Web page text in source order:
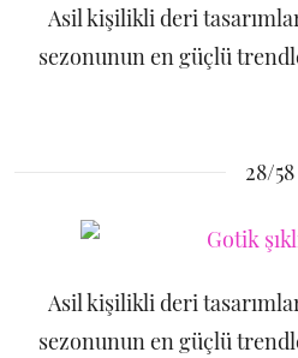
Asil kişilikli deri
sezonunun en güçlü
28/58
Asil kişilikli deri
sezonunun en güçlü